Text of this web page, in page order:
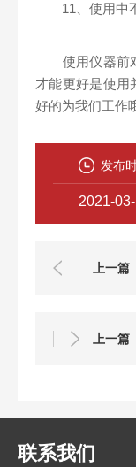
11、使用中不
使用仪器前对
才能更好是使用
好的为我们工作
发布
2021-
上一篇
上一篇
联系我们